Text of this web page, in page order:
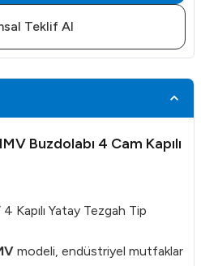
Teklif Al
Buzdolabı 4 Cam Kapılı
Kapılı Yatay Tezgah Tip
modeli, endüstriyel mutfaklar